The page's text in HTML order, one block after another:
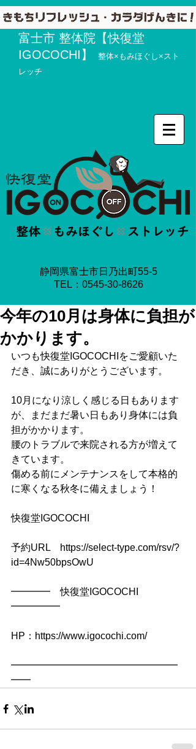
富士市 整体院【快復堂
IGOCOCHI】
整体×もみほぐし×スト
レッチ
静岡県富士市日乃出町55-5
​TEL：0545-30-8626
今年の10月は身体に負担が
かかります。
いつも快復堂IGOCOCHIをご愛顧いた
だき、誠にありがとうございます。
10月になり涼しく感じる日もあります
が、まだまだ暑い日もあり身体には負
担がかかります。
腰のトラブルで来院される方が増えて
きています。
傷める前にメンテナンスをして本格的
に寒くなる秋冬に備えましょう！
快復堂IGOCOCHI
予約URL　https://select-type.com/rsv/?
id=4Nw50bpsOwU
━━━━　快復堂IGOCOCHI
━━━━━
HP：https://www.igocochi.com/
━━━━━━━━━━━━━━━━━
━━